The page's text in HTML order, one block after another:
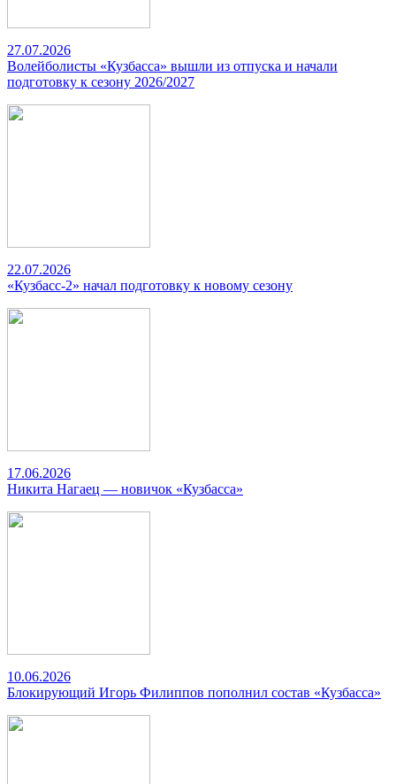
27.07.2026
Волейболисты «Кузбасса» вышли из отпуска и начали
подготовку к сезону 2026/2027
22.07.2026
«Кузбасс-2» начал подготовку к новому сезону
17.06.2026
Никита Нагаец — новичок «Кузбасса»
10.06.2026
Блокирующий Игорь Филиппов пополнил состав «Кузбасса»